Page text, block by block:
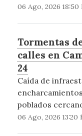
06 Ago, 2026 18:50
Tormentas
calles en
24
Caída de
poblados
06 Ago, 2026 13:20